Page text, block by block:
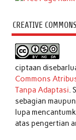
CREATIVE
ciptaan
Commons
Tanpa Adaptasi.
sebagian
lupa
atas pengertian